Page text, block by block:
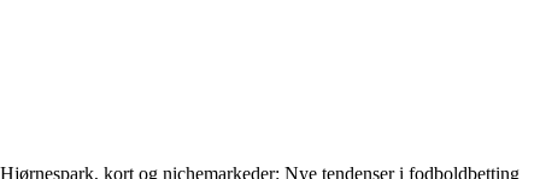
Hjørnespark, kort og nichemarkeder: Nye tendenser i fodboldbetting